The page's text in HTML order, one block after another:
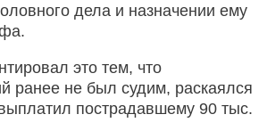
дела и назначении ему
это тем, что
ранее не был судим, раскаялся
пострадавшему 90 тыс.